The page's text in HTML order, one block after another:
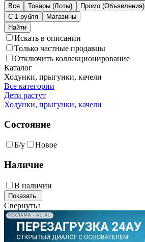
Все Товары (Лоты) Промо (Объявления)
С 1 рубля
Магазины
Искать в описании
Только частные продавцы
Отключить коллекционирование
Каталог
Ходунки, прыгунки, качели
Все категории
Дети растут
Ходунки, прыгунки, качели
Состояние
Б/у Новое
Наличие
В наличии
Свернуть↑
РЕКЛАМА • AU.RU